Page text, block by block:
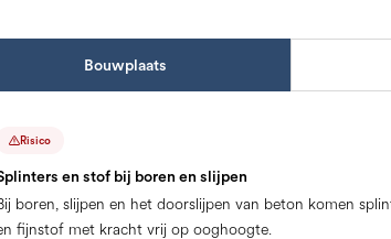
Bouwplaats
Risico
en stof bij boren en slijpen
boren, slijpen en het doorslijpen van beton komen
fijnstof met kracht vrij op ooghoogte.